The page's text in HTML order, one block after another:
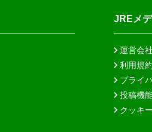
JREメ
運営会社
利用規約
プライ
投稿機
クッキ